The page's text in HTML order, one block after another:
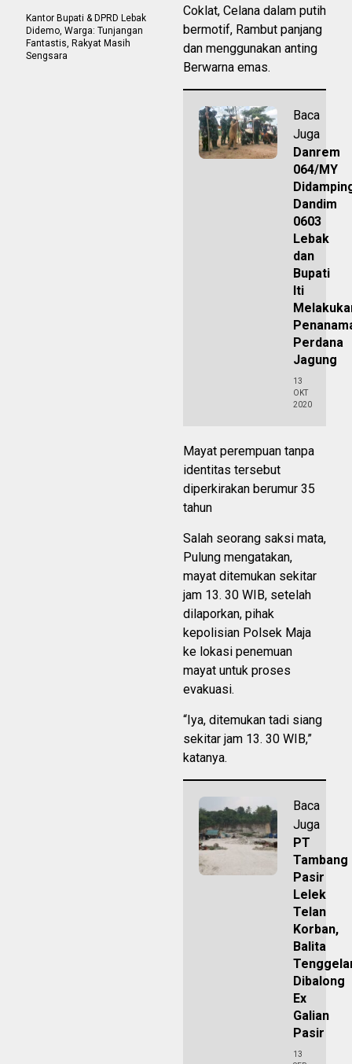
Coklat, Celana dalam putih
bermotif, Rambut panjang
dan menggunakan anting
Berwarna emas.
Baca
Juga
Danrem
064/MY
Dandim
0603
Lebak
dan
Bupati
Iti
Perdana
Jagung
13
OKT
2020
Mayat perempuan tanpa
identitas tersebut
diperkirakan berumur 35
tahun
Salah seorang saksi mata,
Pulung mengatakan,
mayat ditemukan sekitar
jam 13. 30 WIB, setelah
dilaporkan, pihak
kepolisian Polsek Maja
ke lokasi penemuan
mayat untuk proses
evakuasi.
“Iya, ditemukan tadi siang
sekitar jam 13. 30 WIB,”
katanya.
Baca
Juga
PT
Tambang
Pasir
Lelek
Telan
Korban,
Balita
Dibalong
Ex
Galian
Pasir
13
Kantor Bupati & DPRD Lebak
Didemo, Warga: Tunjangan
Fantastis, Rakyat Masih
Sengsara